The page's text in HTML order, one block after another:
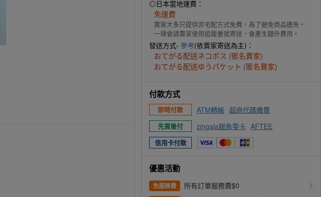
◎日本當地運費：
免運費
賣家大多只提供非宅配方式免費，為了避免商品遺失，
一律會請賣家使用追蹤番號寄送，會產生額外費用。
發送方式- 參考(依賣家寄送為主)：
おてがる配送ネコポス (匿名賣家)
おてがる配送ゆうパケット (匿名賣家)
付款方式
即時付款 ATM轉帳 超商代碼繳費
先買後付 zingala銀角零卡 AFTEE
信用卡付款
優惠活動
免服務費 所有訂單服務費$0